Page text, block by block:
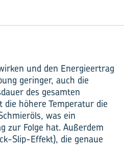
und den Energieertrag
geringer, auch die
des gesamten
höhere Temperatur die
was ein
zur Folge hat. Außerdem
Slip-Effekt), die genaue